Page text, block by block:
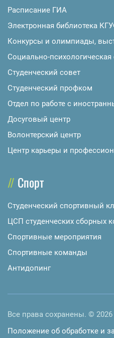
Расписание ГИА
Электронная библиотека
Конкурсы и олимпиады,
Социально-психологическая
Студенческий совет
Студенческий профком
Отдел по работе с
Досуговый центр
Волонтерский центр
Центр карьеры и
Спорт
Студенческий спортивный
ЦСП студенческих сборных
Спортивные мероприятия
Спортивные команды
Антидопинг
Все права сохранены. © 2026
Положение об обработке и